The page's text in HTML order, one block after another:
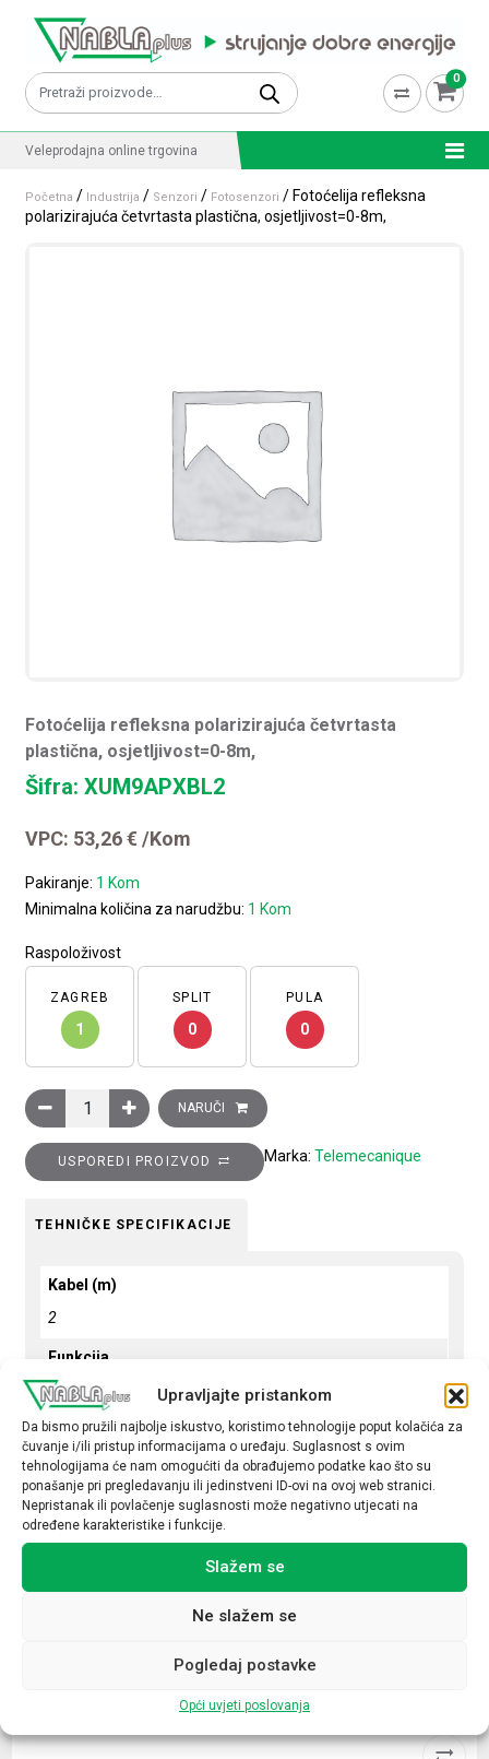
Upravljajte pristankom
Da bismo pružili najbolje iskustvo, koristimo tehnologije poput kolačića za
čuvanje i/ili pristup informacijama o uređaju. Suglasnost s ovim
tehnologijama će nam omogućiti da obrađujemo podatke kao što su
ponašanje pri pregledavanju ili jedinstveni ID-ovi na ovoj web stranici.
Nepristanak ili povlačenje suglasnosti može negativno utjecati na
određene karakteristike i funkcije.
Slažem se
Ne slažem se
Pogledaj postavke
Opći uvjeti poslovanja
Pretraži: 0
Veleprodajna online trgovina
Početna / Industrija / Senzori / Fotosenzori / Fotoćelija refleksna
polarizirajuća četvrtasta plastična, osjetljivost=0-8m,
Fotoćelija refleksna polarizirajuća četvrtasta
plastična, osjetljivost=0-8m,
Šifra: XUM9APXBL2
VPC: 53,26€ /Kom
Pakiranje: 1 Kom
Minimalna količina za narudžbu: 1 Kom
Raspoloživost
ZAGREB
1
SPLIT
0
PULA
0
Fotoćelija refleksna polarizirajuća četvrtasta plastična,
NARUČI
USPOREDI PROIZVOD Marka: Telemecanique
TEHNIČKE SPECIFIKACIJE
Kabel (m)
2
Funkcija
1R ili 1M
Način spajanja
PNP
Napon
12-24VDC
Povezani proizvodi